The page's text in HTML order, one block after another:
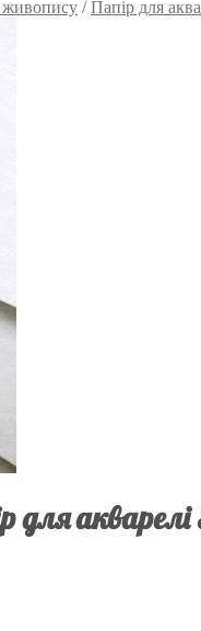
живопису /Папір для
для